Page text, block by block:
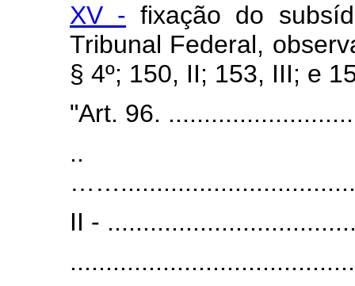
XV - fixação do
Tribunal Federal,
§ 4º; 150, II; 153, III; e
"Art. 96.
..
II -